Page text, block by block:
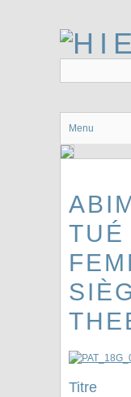
Menu
TUÉ
Titre